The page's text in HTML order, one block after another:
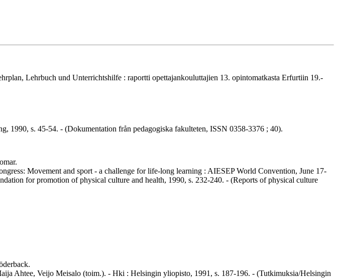
Lehrbuch und Unterrichtshilfe : raportti opettajankouluttajien 13. opintomatkasta Erfurtiin 19.-
1990, s. 45-54. - (Dokumentation från pedagogiska fakulteten, ISSN 0358-3376 ; 40).
Movement and sport - a challenge for life-long learning : AIESEP World Convention, June 17-
for promotion of physical culture and health, 1990, s. 232-240. - (Reports of physical culture
Ahtee, Veijo Meisalo (toim.). - Hki : Helsingin yliopisto, 1991, s. 187-196. - (Tutkimuksia/Helsingin